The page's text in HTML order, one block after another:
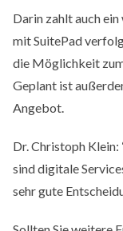
Darin zahlt auch
mit SuitePad
die Möglichkeit
Geplant ist
Angebot.
Dr. Christoph
sind digitale
sehr gute